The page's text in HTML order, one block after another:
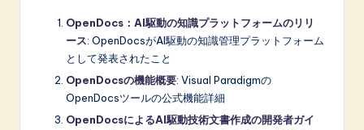
OpenDocs：AI駆動の知識プラットフォームのリリ
ース: OpenDocsがAI駆動の知識管理プラットフォーム
として発表されたこと
OpenDocsの機能概要: Visual Paradigmの
OpenDocsツールの公式機能詳細
OpenDocsによるAI駆動技術文書作成の開発者ガイ